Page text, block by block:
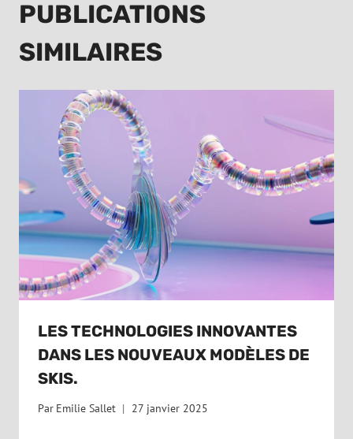
PUBLICATIONS
SIMILAIRES
LES TECHNOLOGIES INNOVANTES
DANS LES NOUVEAUX MODÈLES DE
SKIS.
Par Emilie Sallet 27 janvier 2025